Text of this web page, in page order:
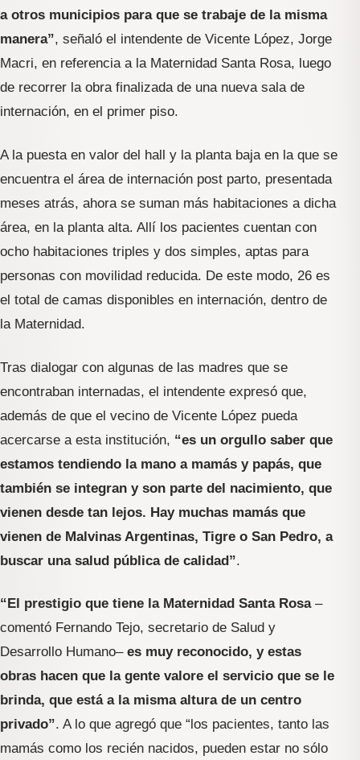
a otros municipios para que se trabaje de la misma
manera”, señaló el intendente de Vicente López, Jorge
Macri, en referencia a la Maternidad Santa Rosa, luego
de recorrer la obra finalizada de una nueva sala de
internación, en el primer piso.
A la puesta en valor del hall y la planta baja en la que se
encuentra el área de internación post parto, presentada
meses atrás, ahora se suman más habitaciones a dicha
área, en la planta alta. Allí los pacientes cuentan con
ocho habitaciones triples y dos simples, aptas para
personas con movilidad reducida. De este modo, 26 es
el total de camas disponibles en internación, dentro de
la Maternidad.
Tras dialogar con algunas de las madres que se
encontraban internadas, el intendente expresó que,
además de que el vecino de Vicente López pueda
acercarse a esta institución, “es un orgullo saber que
estamos tendiendo la mano a mamás y papás, que
también se integran y son parte del nacimiento, que
vienen desde tan lejos. Hay muchas mamás que
vienen de Malvinas Argentinas, Tigre o San Pedro, a
buscar una salud pública de calidad”.
“El prestigio que tiene la Maternidad Santa Rosa–
comentó Fernando Tejo, secretario de Salud y
Desarrollo Humano– es muy reconocido, y estas
obras hacen que la gente valore el servicio que se le
brinda, que está a la misma altura de un centro
privado”. A lo que agregó que “los pacientes, tanto las
mamás como los recién nacidos, pueden estar no sólo